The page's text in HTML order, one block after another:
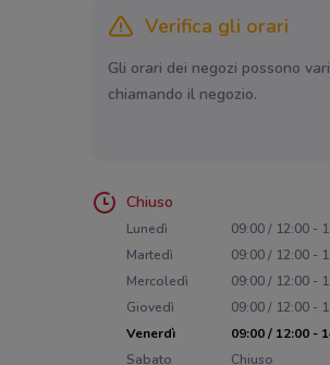
Verifica gli orari
Gli orari dei negozi possono
chiamando il negozio.
Chiuso
Lunedì
09:00 / 12:00 -
Martedì
09:00 / 12:00 -
Mercoledì
09:00 / 12:00 -
Giovedì
09:00 / 12:00 -
Venerdì
09:00 / 12:00 -
Sabato
Chiuso